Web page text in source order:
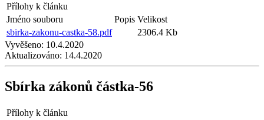
Přílohy k článku
Jméno souboru
Popis Velikost
sbirka-zakonu-castka-58.pdf
2306.4 Kb
Vyvěšeno: 10.4.2020
Aktualizováno: 14.4.2020
Sbírka zákonů částka-56
Přílohy k článku